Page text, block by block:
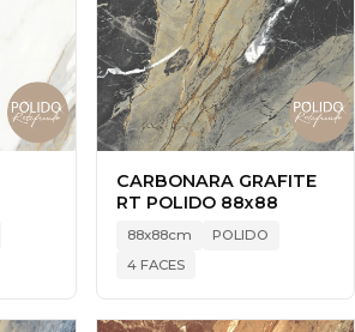
CARBONARA GRAFITE
RT POLIDO 88x88
88x88cm
POLIDO
4 FACES